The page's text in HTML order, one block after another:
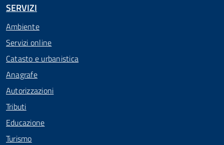
SERVIZI
Ambiente
Servizi online
Catasto e urbanistica
Anagrafe
Autorizzazioni
Tributi
Educazione
Turismo